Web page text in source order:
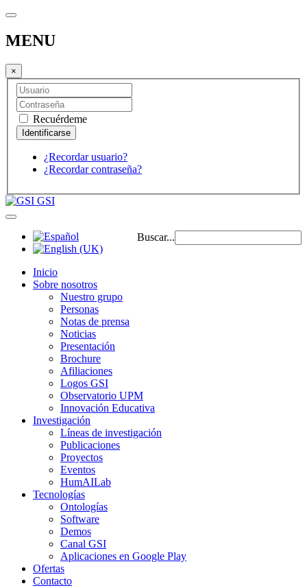
MENU
×
Recuérdeme
¿Recordar usuario?
¿Recordar contraseña?
GSI
Buscar...
Inicio
Sobre nosotros
Nuestro grupo
Personas
Notas de prensa
Noticias
Presentación
Brochure
Afiliaciones
Logos GSI
Observatorio UPM
Innovación Educativa
Investigación
Líneas de investigación
Publicaciones
Proyectos
Eventos
HumAILab
Tecnologías
Ontologías
Software
Demos
Canal GSI
Aplicaciones en Google Play
Ofertas
Contacto